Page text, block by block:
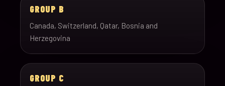
GROUP B
Canada, Switzerland, Qatar, Bosnia and
Herzegovina
GROUP C